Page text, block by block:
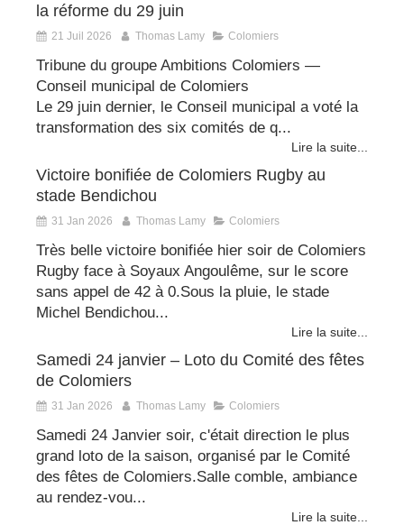
la réforme du 29 juin
21 Juil 2026 Thomas Lamy Colomiers
Tribune du groupe Ambitions Colomiers —
Conseil municipal de Colomiers
Le 29 juin dernier, le Conseil municipal a voté la
transformation des six comités de q...
Lire la suite...
Victoire bonifiée de Colomiers Rugby au
stade Bendichou
31 Jan 2026 Thomas Lamy Colomiers
Très belle victoire bonifiée hier soir de Colomiers
Rugby face à Soyaux Angoulême, sur le score
sans appel de 42 à 0.Sous la pluie, le stade
Michel Bendichou...
Lire la suite...
Samedi 24 janvier – Loto du Comité des fêtes
de Colomiers
31 Jan 2026 Thomas Lamy Colomiers
Samedi 24 Janvier soir, c'était direction le plus
grand loto de la saison, organisé par le Comité
des fêtes de Colomiers.Salle comble, ambiance
au rendez-vou...
Lire la suite...